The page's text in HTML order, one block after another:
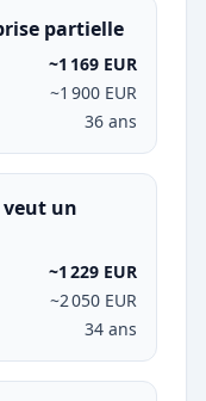
partielle
~1 169 EUR
~1 900 EUR
36 ans
veut un
~1 229 EUR
~2 050 EUR
34 ans